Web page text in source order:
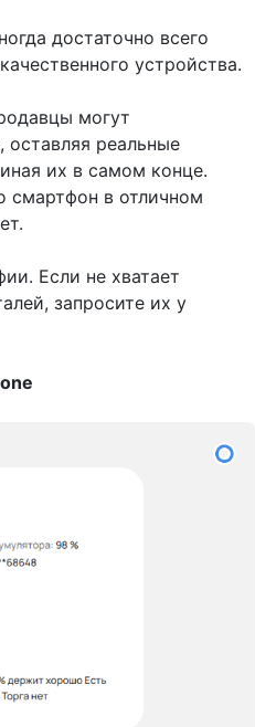
достаточно всего
устройства.
могут
оставляя реальные
их в самом конце.
смартфон в отличном
Если не хватает
запросите их у